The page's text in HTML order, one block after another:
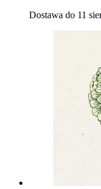
Dostawa do 11